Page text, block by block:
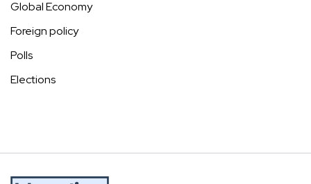
Global Economy
Foreign policy
Polls
Elections